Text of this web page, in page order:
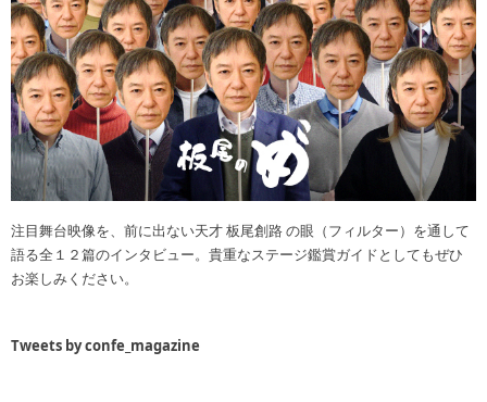
注目舞台映像を、前に出ない天才 板尾創路 の眼（フィルター）を通して
語る全１２篇のインタビュー。貴重なステージ鑑賞ガイドとしてもぜひ
お楽しみください。
Tweets by confe_magazine